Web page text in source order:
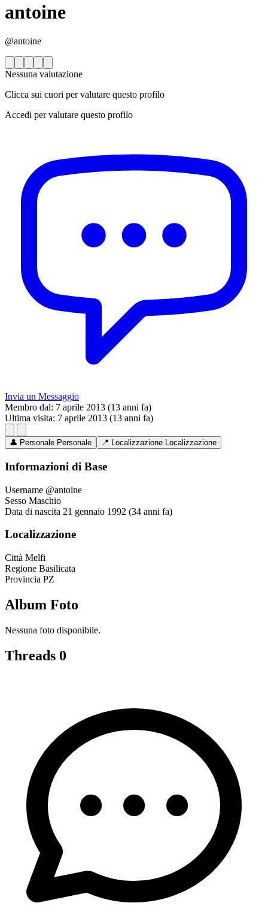
antoine
@antoine
Nessuna valutazione
Clicca sui cuori per valutare questo profilo
Accedi per valutare questo profilo
Invia un Messaggio
Membro dal: 7 aprile 2013 (13 anni fa)
Ultima visita: 7 aprile 2013 (13 anni fa)
👤 Personale Personale 📍 Localizzazione Localizzazione
Informazioni di Base
Username @antoine
Sesso Maschio
Data di nascita 21 gennaio 1992 (34 anni fa)
Localizzazione
Città Melfi
Regione Basilicata
Provincia PZ
Album Foto
Nessuna foto disponibile.
Threads 0